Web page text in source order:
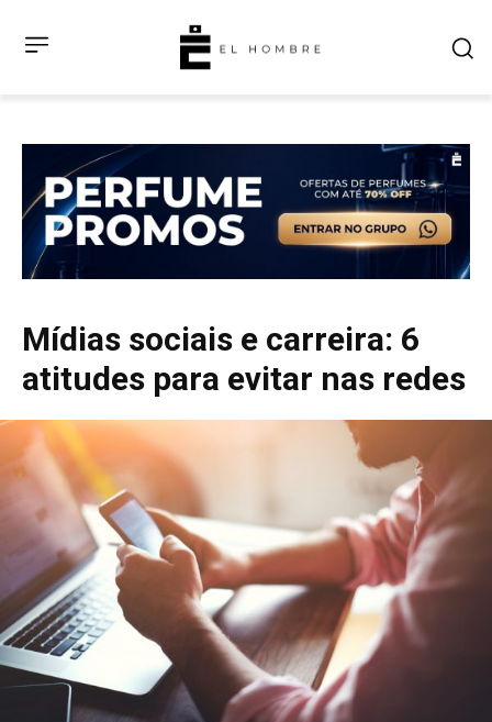
Mídias sociais e carreira: 6
atitudes para evitar nas redes